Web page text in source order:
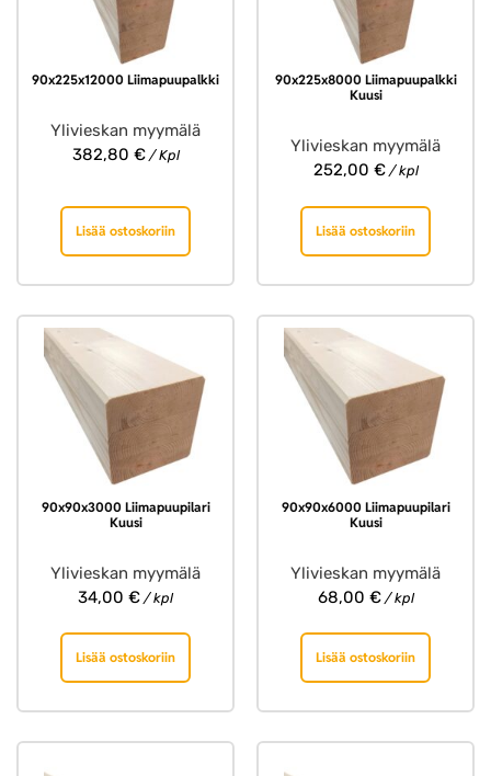
90x225x12000 Liimapuupalkki
Ylivieskan myymälä
382,80 €/ Kpl
Lisää ostoskoriin
90x225x8000 Liimapuupalkki
Kuusi
Ylivieskan myymälä
252,00 €/ kpl
Lisää ostoskoriin
90x90x3000 Liimapuupilari
Kuusi
Ylivieskan myymälä
34,00 € / kpl
Lisää ostoskoriin
90x90x6000 Liimapuupilari
Kuusi
Ylivieskan myymälä
68,00 €/ kpl
Lisää ostoskoriin